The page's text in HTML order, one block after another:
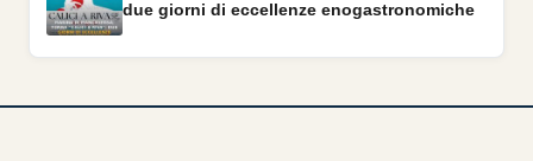
due giorni di eccellenze enogastronomiche